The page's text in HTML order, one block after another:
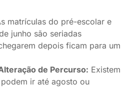
matrículas do pré-escolar e
junho são seriadas
depois ficam para um
de Percurso: Existem
ir até agosto ou